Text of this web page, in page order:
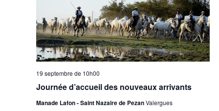
Journée d’accueil des nouveaux arrivants
19 septembre de 10h00
Manade Lafon - Saint Nazaire de PezanValergues